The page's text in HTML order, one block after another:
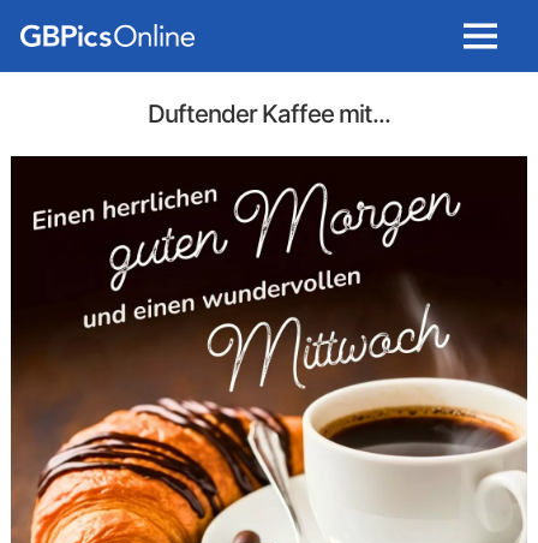
Menu
Duftender Kaffee mit...